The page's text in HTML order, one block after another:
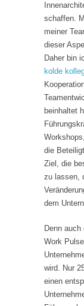
schaffen.
meiner
dieser
Daher bin
kolde
beinhaltet
die
Ziel, die
zu lassen,
dem
Denn
Work
wird. Nur
einen